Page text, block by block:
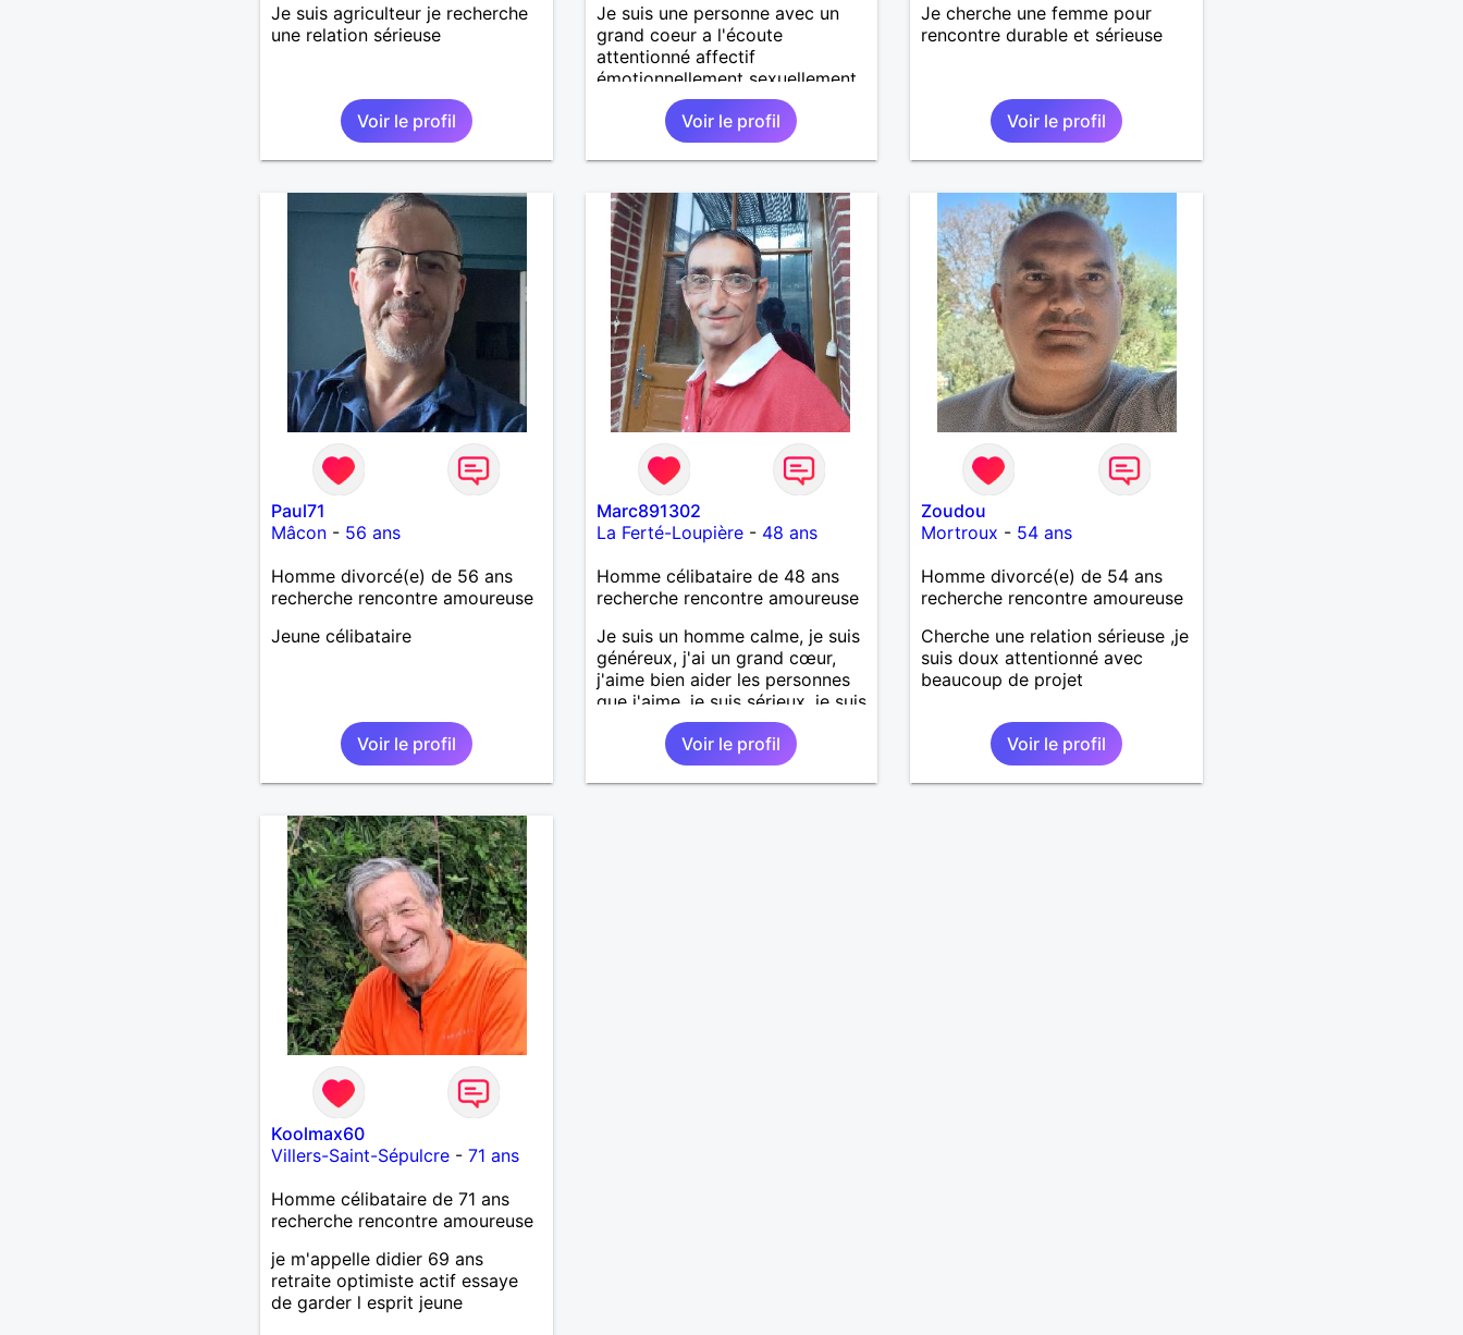
Je suis agriculteur je recherche
une relation sérieuse
Voir le profil
Je suis une personne avec un
grand coeur a l'écoute
attentionné affectif
émotionnellement sexuellement
joyeux drôle amusant a l'écoute
Voir le profil
Je cherche une femme pour
rencontre durable et sérieuse
Voir le profil
Paul71
Mâcon- 56 ans
Homme divorcé(e) de 56 ans
recherche rencontre amoureuse
Jeune célibataire
Voir le profil
Marc891302
La Ferté-Loupière- 48 ans
Homme célibataire de 48 ans
recherche rencontre amoureuse
Je suis un homme calme, je suis
généreux, j'ai un grand cœur,
j'aime bien aider les personnes
que j'aime, je suis sérieux, je suis
sincère, je suis honnête, j'aime
pas qu'on joue avec moi et
j'aime pas les mensonges. Je
cherche une relation amoureuse
Voir le profil
Zoudou
Mortroux - 54 ans
Homme divorcé(e) de 54 ans
recherche rencontre amoureuse
Cherche une relation sérieuse ,je
suis doux attentionné avec
beaucoup de projet
Voir le profil
Koolmax60
Villers-Saint-Sépulcre- 71 ans
Homme célibataire de 71 ans
recherche rencontre amoureuse
je m'appelle didier 69 ans
retraite optimiste actif essaye
de garder l esprit jeune